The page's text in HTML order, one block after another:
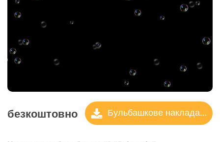
безкоштовно Бульбашкове накладання